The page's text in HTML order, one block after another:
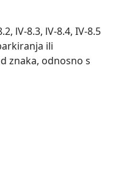
lV-8.3, lV-8.4, IV-8.5
ili
znaka, odnosno s